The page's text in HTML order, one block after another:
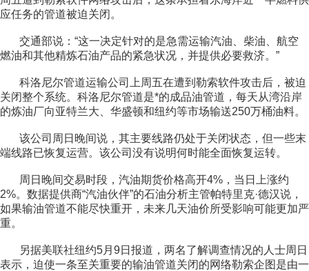
应任务的管道被迫关闭。
交通部说：“这一决定针对的是急需运输汽油、柴油、航空
燃油和其他精炼石油产品的紧急状况，并提供必要救济。”
科洛尼尔管道运输公司上周五在遭到勒索软件攻击后，被迫
关闭整个系统。科洛尼尔管道是*的成品油管道，每天从湾沿岸
的炼油厂向亚特兰大、华盛顿和纽约等市场输送250万桶油料。
该公司周日晚间说，其主要线路仍处于关闭状态，但一些末
端线路已恢复运营。该公司没有说明何时能全面恢复运转。
周日晚间交易时段，汽油期货价格高开4%，当日上涨约
2%。数据提供商“汽油伙伴”的石油分析主管帕特里克·德汉说，
如果输油管道不能尽快重开，未来几天油价所受影响可能更加严
重。
另据美联社纽约5月9日报道，两名了解调查情况的人士周日
表示，迫使一条至关重要的输油管道关闭的网络勒索企图是由一